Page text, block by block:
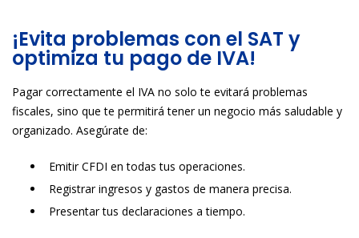
¡Evita problemas con el SAT y
optimiza tu pago de IVA!
Pagar correctamente el IVA no solo te evitará problemas
fiscales, sino que te permitirá tener un negocio más saludable y
organizado. Asegúrate de:
Emitir CFDI en todas tus operaciones.
Registrar ingresos y gastos de manera precisa.
Presentar tus declaraciones a tiempo.